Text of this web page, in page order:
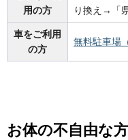
用の方
り換え→「
車をご利用
の方
無料駐車場
お体の不自由な